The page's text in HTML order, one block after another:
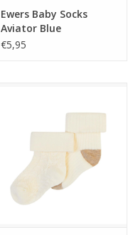
Ewers Baby Socks
Aviator Blue
€5,95